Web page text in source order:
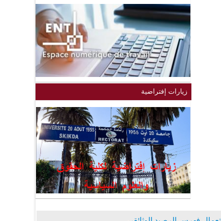
زيارات إفتراضية